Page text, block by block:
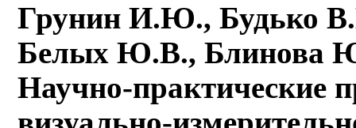
Грунин И.Ю., Будько
Белых Ю.В., Блинова
Научно-практические